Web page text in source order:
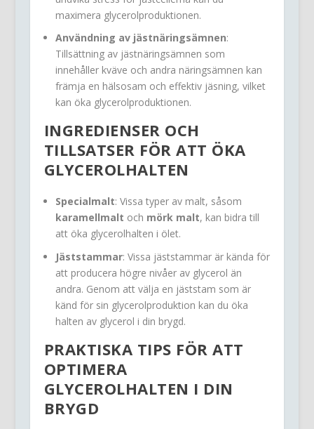
maximera glycerolproduktionen.
Användning av jästnäringsämnen:
Tillsättning av jästnäringsämnen som
innehåller kväve och andra näringsämnen kan
främja en hälsosam och effektiv jäsning, vilket
kan öka glycerolproduktionen.
INGREDIENSER OCH
TILLSATSER FÖR ATT ÖKA
GLYCEROLHALTEN
Specialmalt: Vissa typer av malt, såsom
karamellmalt och mörk malt, kan bidra till
att öka glycerolhalten i ölet.
Jäststammar: Vissa jäststammar är kända för
att producera högre nivåer av glycerol än
andra. Genom att välja en jäststam som är
känd för sin glycerolproduktion kan du öka
halten av glycerol i din brygd.
PRAKTISKA TIPS FÖR ATT
OPTIMERA
GLYCEROLHALTEN I DIN
BRYGD